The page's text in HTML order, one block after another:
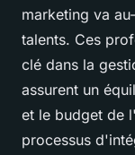
marketing va
talents. Ces
clé dans la
assurent un
et le budget de
processus